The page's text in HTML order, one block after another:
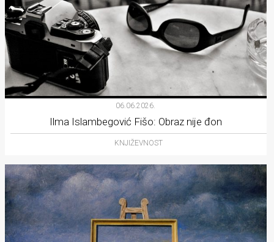
06.06.2026.
Ilma Islambegović Fišo: Obraz nije đon
KNJIŽEVNOST